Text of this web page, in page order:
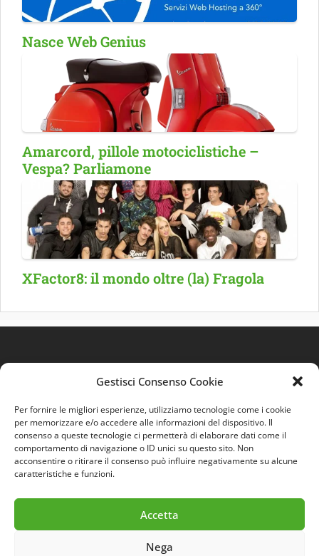
Gestisci Consenso Cookie
Per fornire le migliori esperienze, utilizziamo tecnologie come i cookie
per memorizzare e/o accedere alle informazioni del dispositivo. Il
consenso a queste tecnologie ci permetterà di elaborare dati come il
comportamento di navigazione o ID unici su questo sito. Non
acconsentire o ritirare il consenso può influire negativamente su alcune
caratteristiche e funzioni.
Accetta
Nega
Nasce Web Genius
Amarcord, pillole motociclistiche –
Vespa? Parliamone
XFactor8: il mondo oltre (la) Fragola
Quest'opera è distribuita con LicenzaCreative
Commons 3.0 Italia.